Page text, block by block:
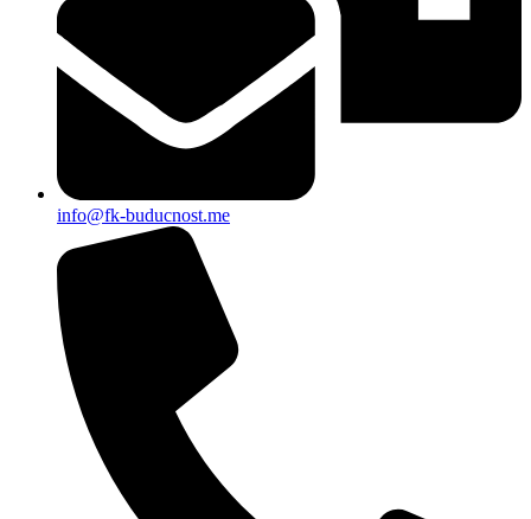
info@fk-buducnost.me